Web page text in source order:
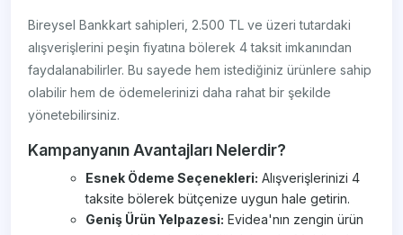
Bireysel Bankkart sahipleri, 2.500 TL ve üzeri tutardaki
alışverişlerini peşin fiyatına bölerek 4 taksit imkanından
faydalanabilirler. Bu sayede hem istediğiniz ürünlere sahip
olabilir hem de ödemelerinizi daha rahat bir şekilde
yönetebilirsiniz.
Kampanyanın Avantajları Nelerdir?
Esnek Ödeme Seçenekleri: Alışverişlerinizi 4
taksite bölerek bütçenize uygun hale getirin.
Geniş Ürün Yelpazesi: Evidea'nın zengin ürün